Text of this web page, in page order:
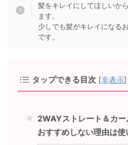
髪をキレイにしてほしいか
ます。
少しでも髪がキレイになる
です。
タップできる目次 [非表示]
2WAYストレート＆カ
おすすめしない理由は使